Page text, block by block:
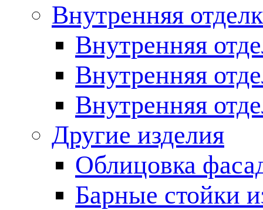
Внутренняя
Внутренняя
Внутренняя
Внутренняя
Другие изделия
Облицовка
Барные стойки